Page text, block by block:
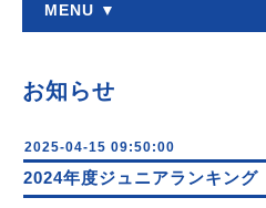
MENU ▼
お知らせ
2025-04-15 09:50:00
2024年度ジュニアランキング